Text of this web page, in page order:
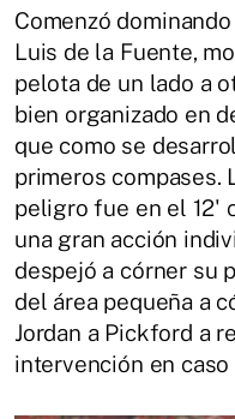
Comenzó
Luis de la Fuente,
pelota de un lado a
bien organizado en
que como se
primeros compases.
peligro fue en el 12'
una gran acción
despejó a córner su
del área pequeña a
Jordan a Pickford a
intervención en